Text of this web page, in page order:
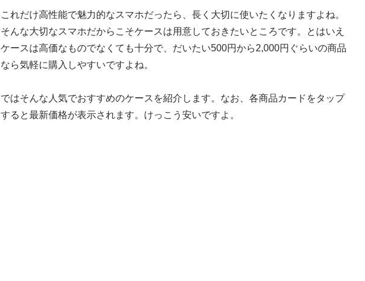
これだけ高性能で魅力的なスマホだったら、長く大切に使いたくなりますよね。
そんな大切なスマホだからこそケースは用意しておきたいところです。とはいえ
ケースは高価なものでなくても十分で、だいたい500円から2,000円ぐらいの商品
なら気軽に購入しやすいですよね。
ではそんな人気でおすすめのケースを紹介します。なお、各商品カードをタップ
すると最新価格が表示されます。けっこう安いですよ。